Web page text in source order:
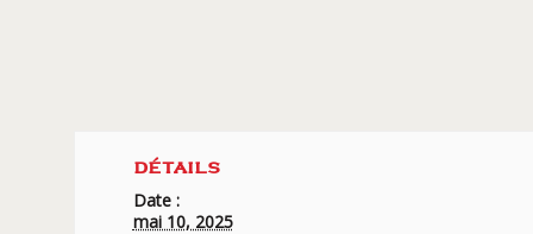
DÉTAILS
Date :
mai 10, 2025